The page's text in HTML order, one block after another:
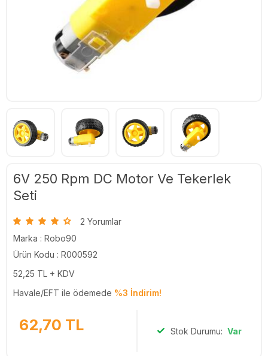
6V 250 Rpm DC Motor Ve Tekerlek
Seti
2 Yorumlar
Marka : Robo90
Ürün Kodu : R000592
52,25 TL + KDV
Havale/EFT ile ödemede %3 İndirim!
62,70 TL Stok Durumu: Var